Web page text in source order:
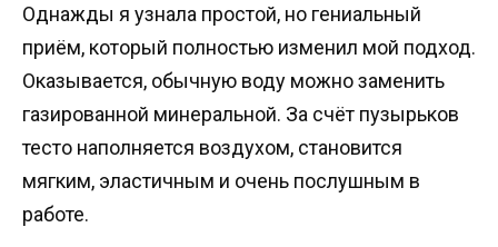
Однажды я узнала простой, но гениальный
приём, который полностью изменил мой подход.
Оказывается, обычную воду можно заменить
газированной минеральной. За счёт пузырьков
тесто наполняется воздухом, становится
мягким, эластичным и очень послушным в
работе.